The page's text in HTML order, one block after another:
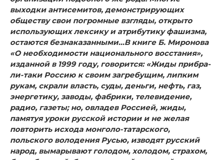
выходки антисемитов, демонстрирующих
обществу свои по­громные взгляды, открыто
использующих лексику и атрибу­тику фашизма,
остаются безнаказанными…В книге Б. Миронова
«О необходимости национального восстания»,
изданной в 1999 году, говорится: «Жиды прибра-
ли-таки Россию к своим загребущим, липким
рукам, скрали власть, суды, деньги, нефть, газ,
энергетику, заводы, фабри­ки, телевидение,
радио, газеты; но, овладев Россией, жиды,
памятуя уроки русской истории и не желая
повторить исхо­да монголо-татарского,
польского володения Русью, изводят русский
народ, вымарывают голодом, холодом, страхом,